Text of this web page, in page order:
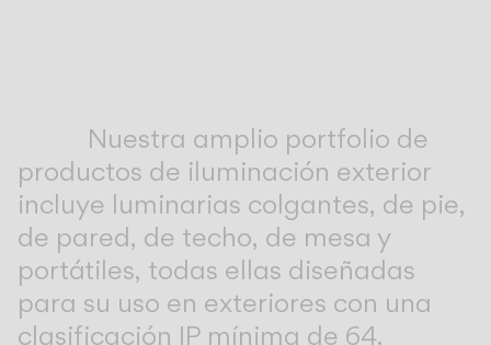
Área Profesional
English Français Español
Italiano Deutsch
Nuestra amplio portfolio de
productos de iluminación exterior
incluye luminarias colgantes, de pie,
de pared, de techo, de mesa y
portátiles, todas ellas diseñadas
para su uso en exteriores con una
clasificación IP mínima de 64.